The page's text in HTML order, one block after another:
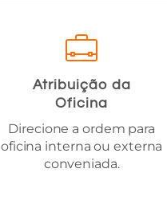
Atribuição da
Oficina
Direcione a ordem para
oficina interna ou externa
conveniada.